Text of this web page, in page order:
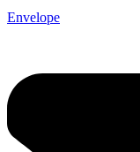
Envelope